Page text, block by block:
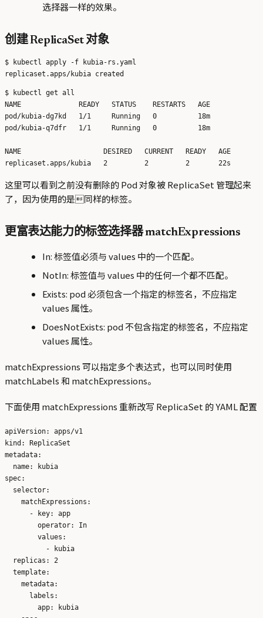
选择器一样的效果。
创建 ReplicaSet 对象
$ kubectl apply -f kubia-rs.yaml
$ kubectl get all
NAME              READY   STATUS    RESTARTS   AGE
pod/kubia-dg7kd   1/1     Running   0          18m
pod/kubia-q7dfr   1/1     Running   0          18m
NAME                    DESIRED   CURRENT   READY   AGE
这里可以看到之前没有删除的 Pod 对象被 ReplicaSet 管理起来
了，因为使用的是同样的标签。
更富表达能力的标签选择器 matchExpressions
In: 标签值必须与 values 中的一个匹配。
NotIn: 标签值与 values 中的任何一个都不匹配。
Exists: pod 必须包含一个指定的标签名，不应指定
values 属性。
DoesNotExists: pod 不包含指定的标签名，不应指定
values 属性。
matchExpressions 可以指定多个表达式，也可以同时使用
matchLabels 和 matchExpressions。
下面使用 matchExpressions 重新改写 ReplicaSet 的 YAML 配置
apiVersion: apps/v1
kind: ReplicaSet
metadata:
  name: kubia
spec:
  selector:
    matchExpressions:
      - key: app
        operator: In
        values:
          - kubia
  replicas: 2
  template:
    metadata:
      labels:
        app: kubia